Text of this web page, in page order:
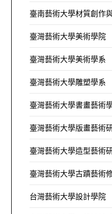
臺南藝術大學材質創作
臺灣藝術大學美術學院
臺灣藝術大學美術學系
臺灣藝術大學雕塑學系
臺灣藝術大學書畫藝術
臺灣藝術大學版畫藝術
臺灣藝術大學造型藝術
臺灣藝術大學古蹟藝術
台灣藝術大學設計學院